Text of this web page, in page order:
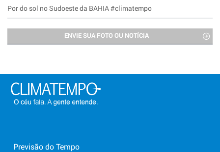
Por do sol no Sudoeste da BAHIA #climatempo
ENVIE SUA FOTO OU NOTÍCIA
Previsão do Tempo